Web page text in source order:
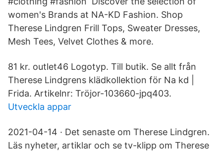
women's Brands at NA-KD Fashion. Shop
Therese Lindgren Frill Tops, Sweater Dresses,
Mesh Tees, Velvet Clothes & more.
81 kr. outlet46 Logotyp. Till butik. Se allt från
Therese Lindgrens klädkollektion för Na kd |
Frida. Artikelnr: Tröjor-103660-jpq403.
Utveckla appar
2021-04-14 · Det senaste om Therese Lindgren.
Läs nyheter, artiklar och se tv-klipp om Therese